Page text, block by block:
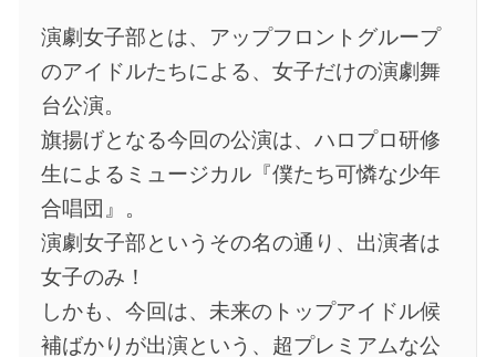
演劇女子部とは、アップフロントグループ
のアイドルたちによる、女子だけの演劇舞
台公演。
旗揚げとなる今回の公演は、ハロプロ研修
生によるミュージカル『僕たち可憐な少年
合唱団』。
演劇女子部というその名の通り、出演者は
女子のみ！
しかも、今回は、未来のトップアイドル候
補ばかりが出演という、超プレミアムな公